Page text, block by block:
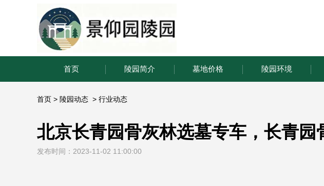
首页 陵园简介 墓地价格 陵园环境
首页 > 陵园动态 > 行业动态
北京长青园骨灰林选墓专车，长青园
发布时间：2023-11-02 11:00:00